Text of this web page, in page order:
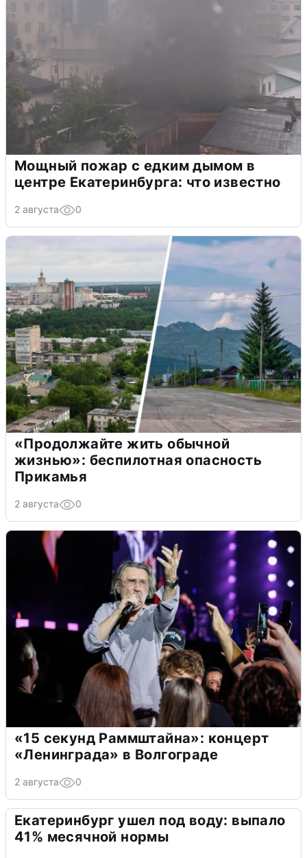
Мощный пожар с едким дымом в
центре Екатеринбурга: что известно
2 августа 0
«Продолжайте жить обычной
жизнью»: беспилотная опасность
Прикамья
2 августа 0
«15 секунд Раммштайна»: концерт
«Ленинграда» в Волгограде
2 августа 0
Екатеринбург ушел под воду: выпало
41% месячной нормы